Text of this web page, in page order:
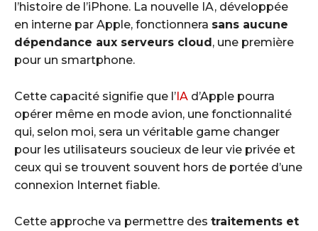
l’histoire de l’iPhone. La nouvelle IA, développée
en interne par Apple, fonctionnera sans aucune
dépendance aux serveurs cloud, une première
pour un smartphone.
Cette capacité signifie que l’IA d’Apple pourra
opérer même en mode avion, une fonctionnalité
qui, selon moi, sera un véritable game changer
pour les utilisateurs soucieux de leur vie privée et
ceux qui se trouvent souvent hors de portée d’une
connexion Internet fiable.
Cette approche va permettre des traitements et